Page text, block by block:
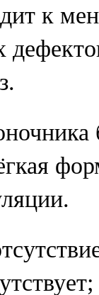
к